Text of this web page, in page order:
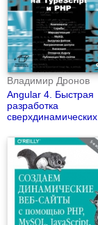
Владимир Дронов
Angular 4. Быстрая
разработка
сверхдинамических
TypeScript и PHP